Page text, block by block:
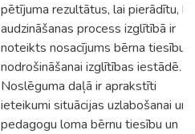
pētījuma rezultātus, lai pierādītu, ka
audzināšanas process izglītībā ir
noteikts nosacījums bērna tiesību
nodrošināšanai izglītības iestādē.
Noslēguma daļā ir aprakstīti
ieteikumi situācijas uzlabošanai un
pedagogu loma bērnu tiesību un